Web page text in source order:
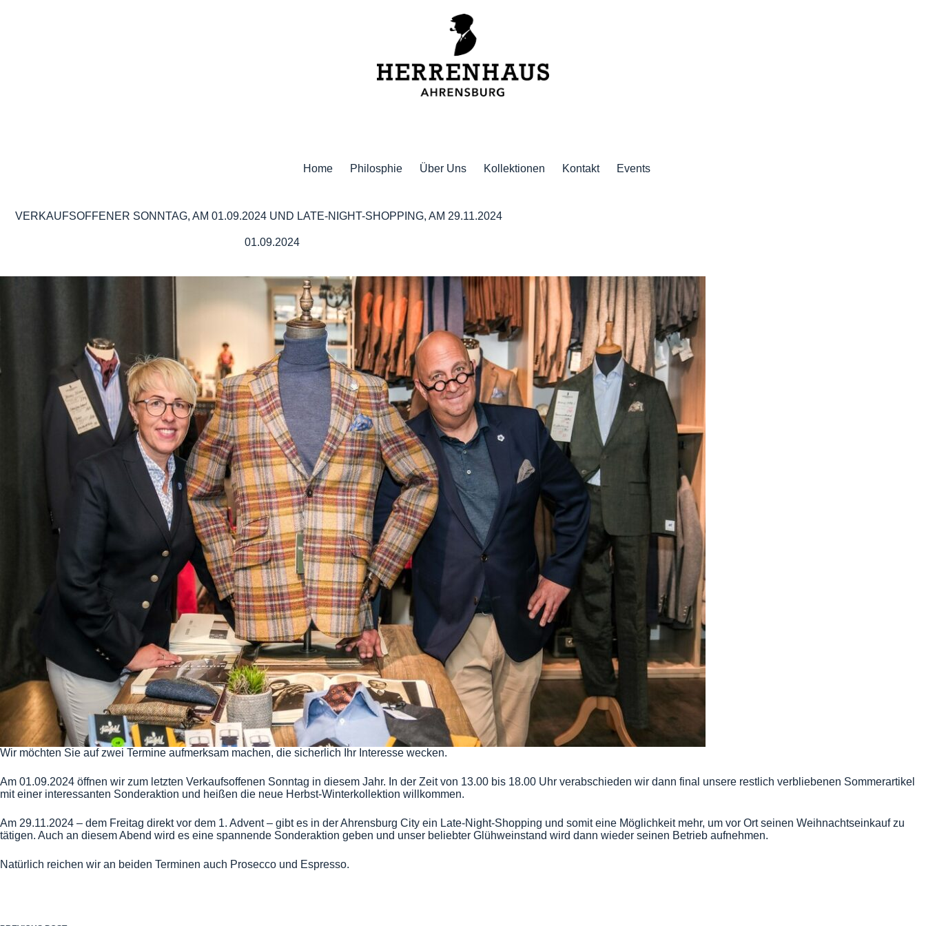
Home Philosphie Über Uns Kollektionen Kontakt Events
VERKAUFSOFFENER SONNTAG, AM 01.09.2024 UND LATE-NIGHT-SHOPPING, AM 29.11.2024
01.09.2024
Wir möchten Sie auf zwei Termine aufmerksam machen, die sicherlich Ihr Interesse wecken.
Am 01.09.2024 öffnen wir zum letzten Verkaufsoffenen Sonntag in diesem Jahr. In der Zeit von 13.00 bis 18.00 Uhr verabschieden wir dann final unsere restlich verbliebenen Sommerartikel
mit einer interessanten Sonderaktion und heißen die neue Herbst-Winterkollektion willkommen.
Am 29.11.2024 – dem Freitag direkt vor dem 1. Advent – gibt es in der Ahrensburg City ein Late-Night-Shopping und somit eine Möglichkeit mehr, um vor Ort seinen Weihnachtseinkauf zu
tätigen. Auch an diesem Abend wird es eine spannende Sonderaktion geben und unser beliebter Glühweinstand wird dann wieder seinen Betrieb aufnehmen.
Natürlich reichen wir an beiden Terminen auch Prosecco und Espresso.